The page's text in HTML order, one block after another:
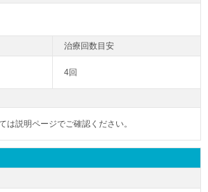
4回
は説明ページでご確認ください。